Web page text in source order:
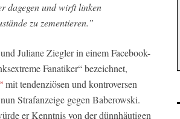
dagegen und wirft linken
zu zementieren.”
Juliane Ziegler in einem Facebook-
Fanatiker“ bezeichnet,
mit tendenziösen und kontroversen
Strafanzeige gegen Baberowski.
er Kenntnis von der dünnhäutigen